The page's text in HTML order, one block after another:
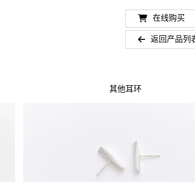
在线购买
返回产品列
其他耳环